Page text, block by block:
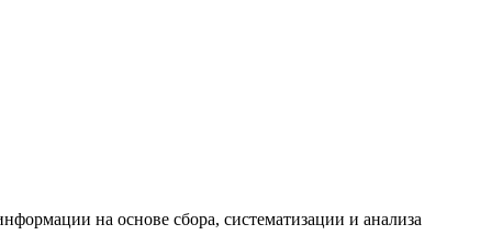
на основе сбора, систематизации и анализа